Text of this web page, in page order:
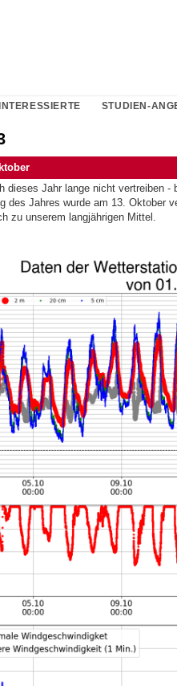
STUDIEN-
dieses Jahr lange nicht vertreiben -
des Jahres wurde am 13. Oktober
zu unserem langjährigen Mittel.